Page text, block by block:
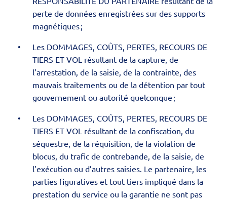
perte de données enregistrées sur des supports
magnétiques ;
Les DOMMAGES, COÛTS, PERTES, RECOURS DE
TIERS ET VOL résultant de la capture, de
l’arrestation, de la saisie, de la contrainte, des
mauvais traitements ou de la détention par tout
gouvernement ou autorité quelconque ;
Les DOMMAGES, COÛTS, PERTES, RECOURS DE
TIERS ET VOL résultant de la confiscation, du
séquestre, de la réquisition, de la violation de
blocus, du trafic de contrebande, de la saisie, de
l’exécution ou d’autres saisies. Le partenaire, les
parties figuratives et tout tiers impliqué dans la
prestation du service ou la garantie ne sont pas